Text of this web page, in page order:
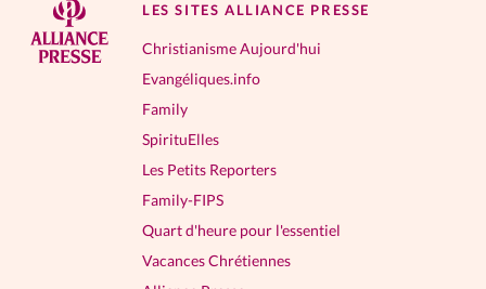
LES SITES ALLIANCE PRESSE
Christianisme Aujourd'hui
Evangéliques.info
Family
SpirituElles
Les Petits Reporters
Family-FIPS
Quart d'heure pour l'essentiel
Vacances Chrétiennes